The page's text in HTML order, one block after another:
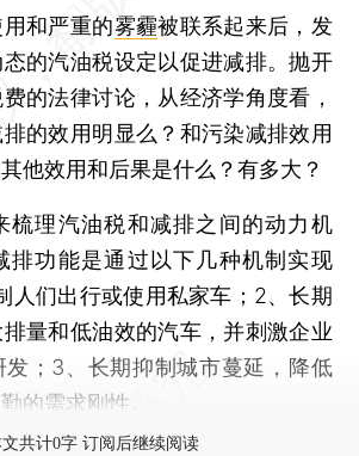
和严重的雾霾被联系起来后，发
的汽油税设定以促进减排。抛开
的法律讨论，从经济学角度看，
的效用明显么？和污染减排效用
他效用和后果是什么？有多大？
理汽油税和减排之间的动力机
排功能是通过以下几种机制实现
人们出行或使用私家车；2、长期
量和低油效的汽车，并刺激企业
；3、长期抑制城市蔓延，降低
的需求刚性。
共计0字 订阅后继续阅读